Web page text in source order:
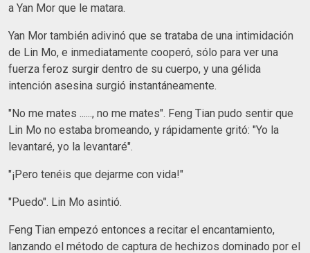
a Yan Mor que le matara.
Yan Mor también adivinó que se trataba de una intimidación
de Lin Mo, e inmediatamente cooperó, sólo para ver una
fuerza feroz surgir dentro de su cuerpo, y una gélida
intención asesina surgió instantáneamente.
"No me mates ......, no me mates". Feng Tian pudo sentir que
Lin Mo no estaba bromeando, y rápidamente gritó: "Yo la
levantaré, yo la levantaré".
"¡Pero tenéis que dejarme con vida!"
"Puedo". Lin Mo asintió.
Feng Tian empezó entonces a recitar el encantamiento,
lanzando el método de captura de hechizos dominado por el